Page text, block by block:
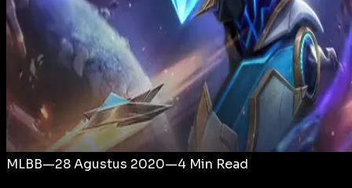
MLBB—28 Agustus 2020—4 Min Read